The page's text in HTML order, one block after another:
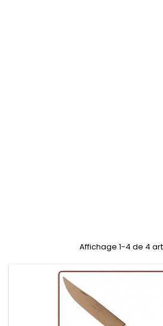
Affichage 1-4 de 4